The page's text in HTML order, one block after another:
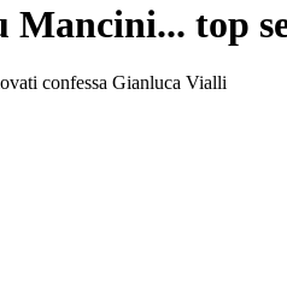
top
confessa Gianluca Vialli